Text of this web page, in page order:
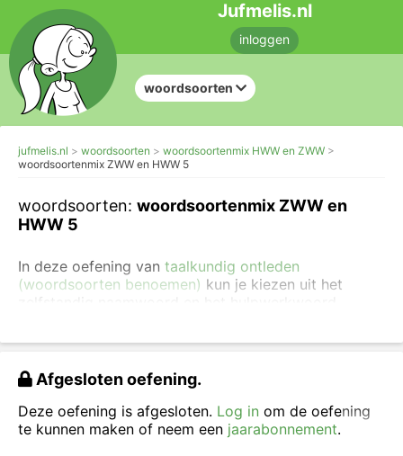
Jufmelis.nl
inloggen
woordsoorten
jufmelis.nl woordsoorten
woordsoortenmix HWW en ZWW
woordsoortenmix ZWW en HWW 5
woordsoorten: woordsoortenmix ZWW en
HWW 5
In deze oefening van taalkundig ontleden
(woordsoorten benoemen) kun je kiezen uit het
zelfstandig naamwoord en het hulpwerkwoord.
Ga met je muis over de groene woorden en kies
tussen zelfstandig werkwoord en hulpwerkwoord.
Afgesloten oefening.
Deze oefening is afgesloten. Log in om de oefening
te kunnen maken of neem een jaarabonnement.